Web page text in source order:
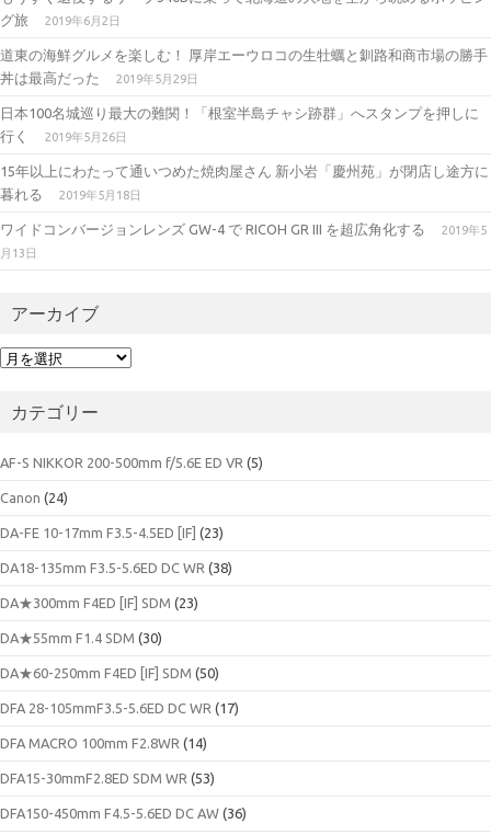
グ旅
2019年6月2日
道東の海鮮グルメを楽しむ！ 厚岸エーウロコの生牡蠣と釧路和商市場の勝手
丼は最高だった
2019年5月29日
日本100名城巡り最大の難関！「根室半島チャシ跡群」へスタンプを押しに
行く
2019年5月26日
15年以上にわたって通いつめた焼肉屋さん 新小岩「慶州苑」が閉店し途方に
暮れる
2019年5月18日
ワイドコンバージョンレンズ GW-4 で RICOH GR III を超広角化する
2019年5
月13日
アーカイブ
ア
イカテゴリー
AF-S NIKKOR 200-500mm f/5.6E ED VR (5)
Canon (24)
DA-FE 10-17mm F3.5-4.5ED [IF] (23)
DA18-135mm F3.5-5.6ED DC WR (38)
DA★300mm F4ED [IF] SDM (23)
DA★55mm F1.4 SDM (30)
DA★60-250mm F4ED [IF] SDM (50)
DFA 28-105mmF3.5-5.6ED DC WR (17)
DFA MACRO 100mm F2.8WR (14)
DFA15-30mmF2.8ED SDM WR (53)
DFA150-450mm F4.5-5.6ED DC AW (36)